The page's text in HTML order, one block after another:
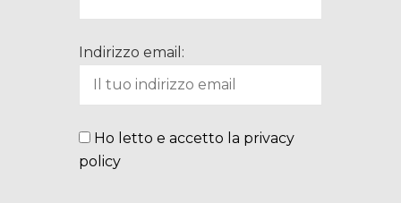
Indirizzo email:
Ho letto e accetto la privacy
policy